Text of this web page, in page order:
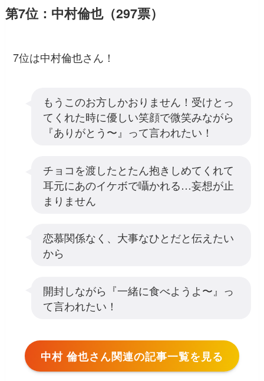
第7位：中村倫也（297票）
7位は中村倫也さん！
もうこのお方しかおりません！受けとっ
てくれた時に優しい笑顔で微笑みながら
『ありがとう〜』って言われたい！
チョコを渡したとたん抱きしめてくれて
耳元にあのイケボで囁かれる…妄想が止
まりません
恋慕関係なく、大事なひとだと伝えたい
から
開封しながら『一緒に食べようよ〜』っ
て言われたい！
中村 倫也さん関連の記事一覧を見る